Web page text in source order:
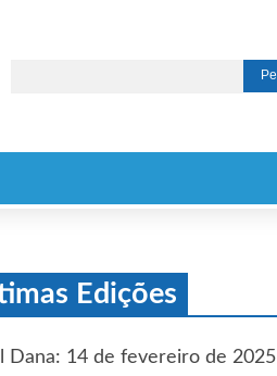
Edições
Dana: 14 de fevereiro de 2025